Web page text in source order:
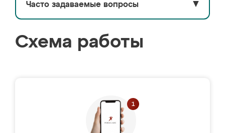
Часто задаваемые вопросы ▼
Схема работы